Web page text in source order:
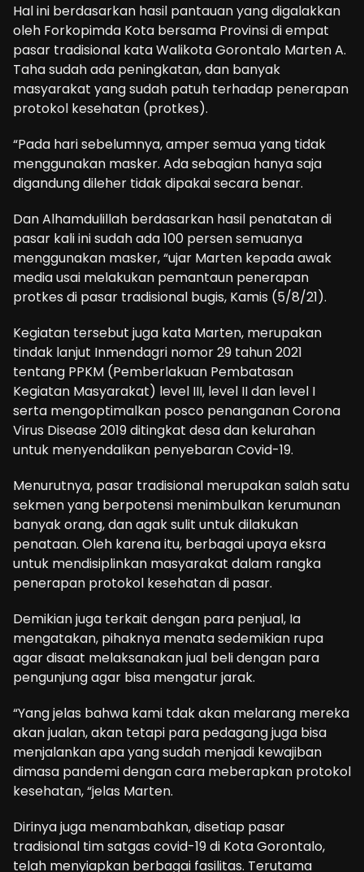
Hal ini berdasarkan hasil pantauan yang digalakkan
oleh Forkopimda Kota bersama Provinsi di empat
pasar tradisional kata Walikota Gorontalo Marten A.
Taha sudah ada peningkatan, dan banyak
masyarakat yang sudah patuh terhadap penerapan
protokol kesehatan (protkes).
“Pada hari sebelumnya, amper semua yang tidak
menggunakan masker. Ada sebagian hanya saja
digandung dileher tidak dipakai secara benar.
Dan Alhamdulillah berdasarkan hasil penatatan di
pasar kali ini sudah ada 100 persen semuanya
menggunakan masker, “ujar Marten kepada awak
media usai melakukan pemantaun penerapan
protkes di pasar tradisional bugis, Kamis (5/8/21).
Kegiatan tersebut juga kata Marten, merupakan
tindak lanjut Inmendagri nomor 29 tahun 2021
tentang PPKM (Pemberlakuan Pembatasan
Kegiatan Masyarakat) level III, level II dan level I
serta mengoptimalkan posco penanganan Corona
Virus Disease 2019 ditingkat desa dan kelurahan
untuk menyendalikan penyebaran Covid-19.
Menurutnya, pasar tradisional merupakan salah satu
sekmen yang berpotensi menimbulkan kerumunan
banyak orang, dan agak sulit untuk dilakukan
penataan. Oleh karena itu, berbagai upaya eksra
untuk mendisiplinkan masyarakat dalam rangka
penerapan protokol kesehatan di pasar.
Demikian juga terkait dengan para penjual, Ia
mengatakan, pihaknya menata sedemikian rupa
agar disaat melaksanakan jual beli dengan para
pengunjung agar bisa mengatur jarak.
“Yang jelas bahwa kami tdak akan melarang mereka
akan jualan, akan tetapi para pedagang juga bisa
menjalankan apa yang sudah menjadi kewajiban
dimasa pandemi dengan cara meberapkan protokol
kesehatan, “jelas Marten.
Dirinya juga menambahkan, disetiap pasar
tradisional tim satgas covid-19 di Kota Gorontalo,
telah menyiapkan berbagai fasilitas. Terutama